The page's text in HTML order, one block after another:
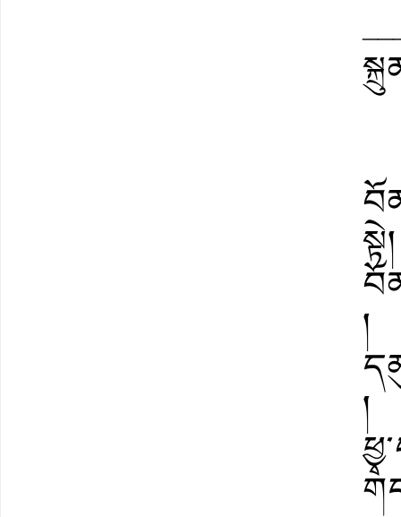
།
།